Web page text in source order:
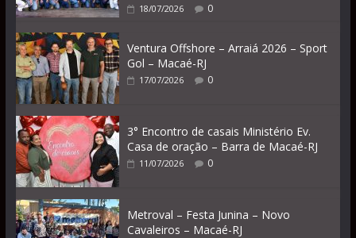
18/07/2026 0
Ventura Offshore – Arraiá 2026 – Sport
Gol – Macaé-RJ
17/07/2026 0
3° Encontro de casais Ministério Ev.
Casa de oração – Barra de Macaé-RJ
11/07/2026 0
Metroval – Festa Junina – Novo
Cavaleiros – Macaé-RJ